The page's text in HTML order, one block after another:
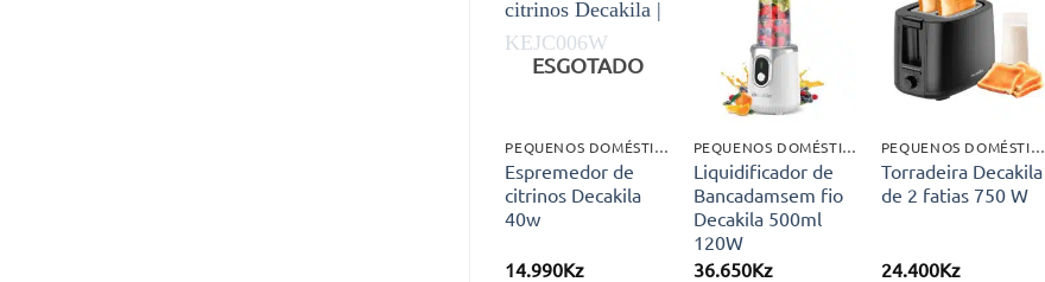
Adicionar
aos meus
desejos
ESGOTADO
PEQUENOS DOMÉSTICOS
Espremedor de
citrinos Decakila
40w
14.990Kz
Adicionar
aos meus
desejos
PEQUENOS DOMÉSTICOS
Liquidificador de
Bancadamsem fio
Decakila 500ml
120W
36.650Kz
Adicionar
aos meus
desejos
PEQUENOS DOMÉSTICOS
Torradeira Decakila
de 2 fatias 750 W
24.400Kz